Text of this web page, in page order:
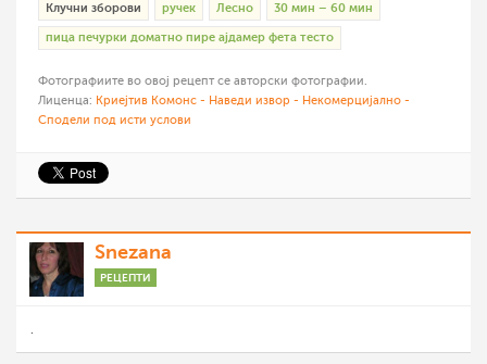
Клучни зборови ручек Лесно 30 мин – 60 мин
пица печурки доматно пире ајдамер фета тесто
Фотографиите во овој рецепт се авторски фотографии.
Лиценца: Криејтив Комонс - Наведи извор - Некомерцијално -
Сподели под исти услови
Snezana
РЕЦЕПТИ
.